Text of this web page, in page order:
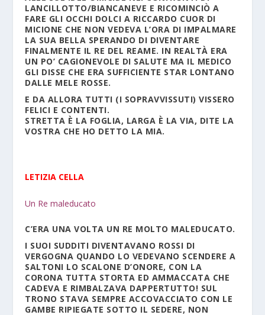
LANCILLOTTO/BIANCANEVE E RICOMINCIÒ A
FARE GLI OCCHI DOLCI A RICCARDO CUOR DI
MICIONE CHE NON VEDEVA L’ORA DI IMPALMARE
LA SUA BELLA SPERANDO DI DIVENTARE
FINALMENTE IL RE DEL REAME. IN REALTÀ ERA
UN PO’ CAGIONEVOLE DI SALUTE MA IL MEDICO
GLI DISSE CHE ERA SUFFICIENTE STAR LONTANO
DALLE MELE ROSSE.
E DA ALLORA TUTTI (I SOPRAVVISSUTI) VISSERO
FELICI E CONTENTI.
STRETTA È LA FOGLIA, LARGA È LA VIA, DITE LA
VOSTRA CHE HO DETTO LA MIA.
LETIZIA CELLA
Un Re maleducato
C’ERA UNA VOLTA UN RE MOLTO MALEDUCATO.
I SUOI SUDDITI DIVENTAVANO ROSSI DI
VERGOGNA QUANDO LO VEDEVANO SCENDERE A
SALTONI LO SCALONE D’ONORE, CON LA
CORONA TUTTA STORTA ED AMMACCATA CHE
CADEVA E RIMBALZAVA DAPPERTUTTO! SUL
TRONO STAVA SEMPRE ACCOVACCIATO CON LE
GAMBE RIPIEGATE SOTTO IL SEDERE, NON